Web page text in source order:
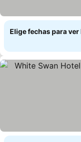
Elige fechas para